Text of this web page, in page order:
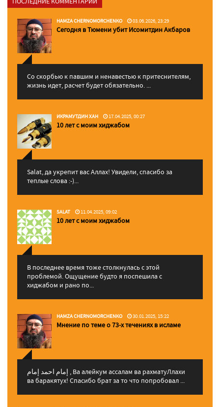
HAMZA CHERNOMORCHENKO 03.06.2026, 23:29
Сегодня в Тюмени убит Исомитдин Акбаров
Со скорбью к павшим и ненавестью к притеснителям,
жизнь идет, расчет будет обязательно. ...
ИКРАМУТДИН ХАН 17.04.2025, 00:27
10 лет с моим хиджабом
Salat, да укрепит вас Аллаx! Увидели, спасибо за
теплые слова :-)...
SALAT 11.04.2025, 09:02
10 лет с моим хиджабом
В последнее время тоже столкнулась с этой
проблемой. Ощущение будто я поспешила с
хиджабом и рано по...
HAMZA CHERNOMORCHENKO 30.01.2025, 15:22
Мнение по теме о 73-х течениях в исламе
إمام احمد إمام , Ва алейкум ассалам ва рахматуЛлахи
ва баракятух! Спасибо брат за то что попробовал ...